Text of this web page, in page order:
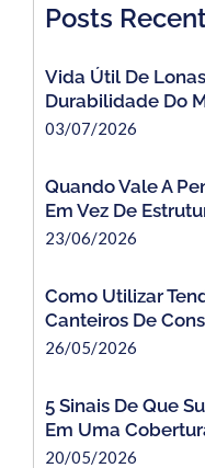
Posts
Vida Útil De
Durabilidade Do
03/07/2026
Quando Vale A
Em Vez De
23/06/2026
Como Utilizar
Canteiros De
26/05/2026
5 Sinais De Que
Em Uma
20/05/2026